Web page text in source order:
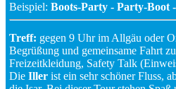
Beispiel: Boots-Party - Party-
Treff: gegen 9 Uhr im Allgäu oder
Begrüßung und gemeinsame Fahrt
Freizeitkleidung, Safety Talk
Die Iller ist ein sehr schöner Fluss,